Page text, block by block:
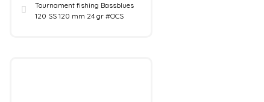
Tournament fishing Bassblues
120 SS 120 mm 24 gr #OCS